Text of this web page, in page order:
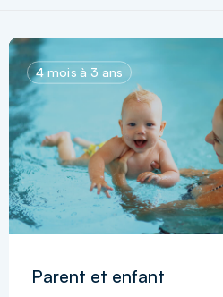
4 mois à 3 ans
Parent et enfant